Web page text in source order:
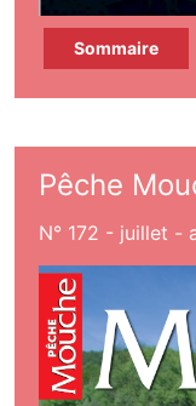
Sommaire
Pêche
N° 172 - juillet -